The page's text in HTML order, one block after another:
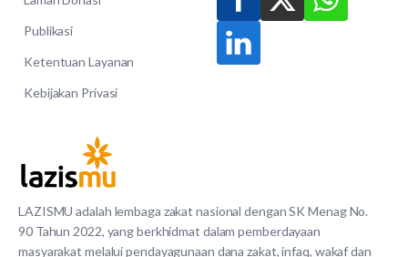
LAZISMU adalah lembaga zakat nasional dengan SK Menag No.
90 Tahun 2022, yang berkhidmat dalam pemberdayaan
masyarakat melalui pendayagunaan dana zakat, infaq, wakaf dan
Publikasi
Ketentuan Layanan
Kebijakan Privasi